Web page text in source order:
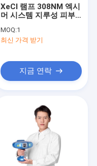
XeCl 램프 308NM 엑시
머 시스템 지루성 피부
증
MOQ:1
최신 가격 받기
지금 연락